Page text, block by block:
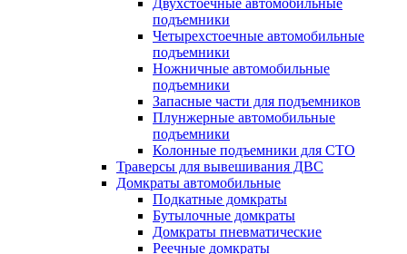
Двухстоечные автомобильные
подъемники
Четырехстоечные автомобильные
подъемники
Ножничные автомобильные
подъемники
Запасные части для подъемников
Плунжерные автомобильные
подъемники
Колонные подъемники для СТО
Траверсы для вывешивания ДВС
Домкраты автомобильные
Подкатные домкраты
Бутылочные домкраты
Домкраты пневматические
Реечные домкраты